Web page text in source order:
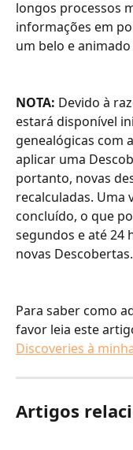
longos processos
informações em
um belo e
NOTA: Devido à
estará disponível
genealógicas com
aplicar uma
portanto, novas
recalculadas. Uma
concluído, o que
segundos e até 24
novas Descobertas.
Para saber como
favor leia este
Discoveries à
Artigos